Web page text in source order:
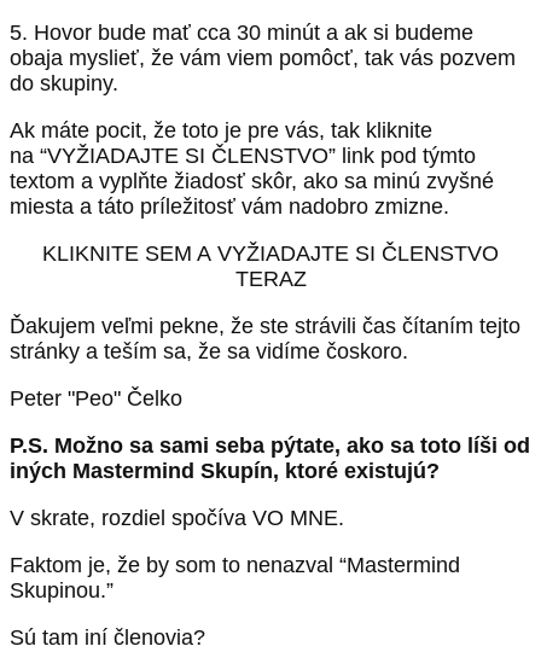
5. Hovor bude mať cca 30 minút a ak si budeme
obaja myslieť, že vám viem pomôcť, tak vás pozvem
do skupiny.
Ak máte pocit, že toto je pre vás, tak kliknite
na “VYŽIADAJTE SI ČLENSTVO” link pod týmto
textom a vyplňte žiadosť skôr, ako sa minú zvyšné
miesta a táto príležitosť vám nadobro zmizne.
KLIKNITE SEM A VYŽIADAJTE SI ČLENSTVO
TERAZ
Ďakujem veľmi pekne, že ste strávili čas čítaním tejto
stránky a teším sa, že sa vidíme čoskoro.
Peter "Peo" Čelko
P.S. Možno sa sami seba pýtate, ako sa toto líši od
iných Mastermind Skupín, ktoré existujú?
V skrate, rozdiel spočíva VO MNE.
Faktom je, že by som to nenazval “Mastermind
Skupinou.”
Sú tam iní členovia?